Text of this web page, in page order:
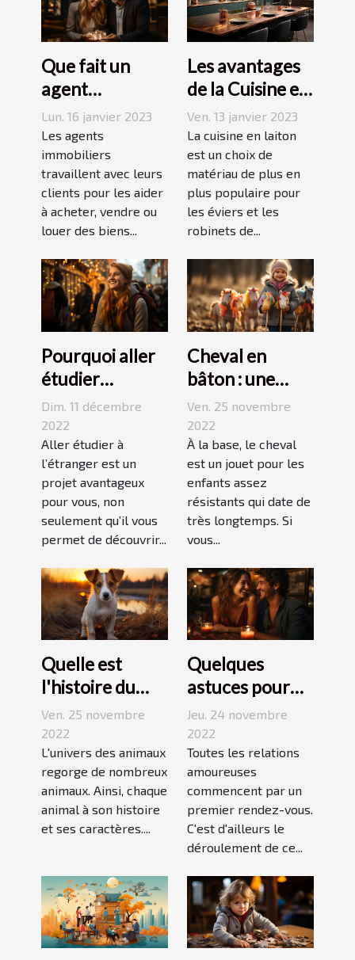
Que fait un
agent
immobilier ?
Lun. 16 janvier 2023
Les agents
immobiliers
travaillent avec leurs
clients pour les aider
à acheter, vendre ou
louer des biens...
Les avantages
de la Cuisine en
Laiton
Ven. 13 janvier 2023
La cuisine en laiton
est un choix de
matériau de plus en
plus populaire pour
les éviers et les
robinets de...
Pourquoi aller
étudier
l’étranger ?
Dim. 11 décembre
2022
Aller étudier à
l’étranger est un
projet avantageux
pour vous, non
seulement qu’il vous
permet de découvrir...
Cheval en
bâton : une
bonne
découverte
pour enfant
Ven. 25 novembre
2022
À la base, le cheval
est un jouet pour les
enfants assez
résistants qui date de
très longtemps. Si
vous...
Quelle est
l'histoire du
Jack Russell
terrier ?
Ven. 25 novembre
2022
L'univers des animaux
regorge de nombreux
animaux. Ainsi, chaque
animal à son histoire
et ses caractères....
Quelques
astuces pour
réussir son
premier
rendez-vous
Jeu. 24 novembre
2022
Toutes les relations
amoureuses
commencent par un
premier rendez-vous.
C'est d'ailleurs le
déroulement de ce...